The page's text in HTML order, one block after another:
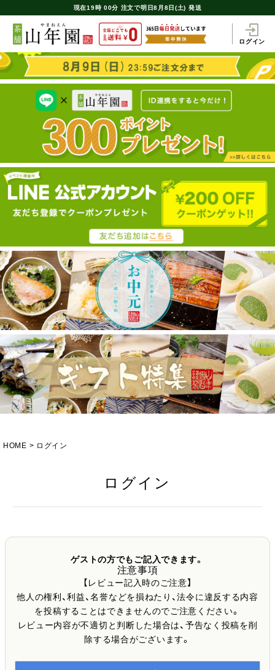
現在19時 00分 注文で明日8月8日(土) 発送
ログイン
HOME ログイン
ログイン
ゲストの方でもご記入できます。
注意事項
【レビュー記入時のご注意】
他人の権利、利益、名誉などを損ねたり、法令に違反する内容
を投稿することはできませんのでご注意ください。
レビュー内容が不適切と判断した場合は、予告なく投稿を削
除する場合がございます。